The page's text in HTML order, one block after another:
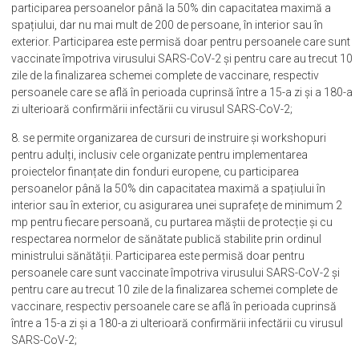
participarea persoanelor până la 50% din capacitatea maximă a
spațiului, dar nu mai mult de 200 de persoane, în interior sau în
exterior. Participarea este permisă doar pentru persoanele care sunt
vaccinate împotriva virusului SARS-CoV-2 și pentru care au trecut 10
zile de la finalizarea schemei complete de vaccinare, respectiv
persoanele care se află în perioada cuprinsă între a 15-a zi și a 180-a
zi ulterioară confirmării infectării cu virusul SARS-CoV-2;
8. se permite organizarea de cursuri de instruire și workshopuri
pentru adulți, inclusiv cele organizate pentru implementarea
proiectelor finanțate din fonduri europene, cu participarea
persoanelor până la 50% din capacitatea maximă a spațiului în
interior sau în exterior, cu asigurarea unei suprafețe de minimum 2
mp pentru fiecare persoană, cu purtarea măștii de protecție și cu
respectarea normelor de sănătate publică stabilite prin ordinul
ministrului sănătății. Participarea este permisă doar pentru
persoanele care sunt vaccinate împotriva virusului SARS-CoV-2 și
pentru care au trecut 10 zile de la finalizarea schemei complete de
vaccinare, respectiv persoanele care se află în perioada cuprinsă
între a 15-a zi și a 180-a zi ulterioară confirmării infectării cu virusul
SARS-CoV-2;